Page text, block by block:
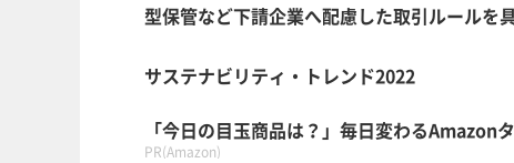
型保管など下請企業へ配慮した取引ルールを
サステナビリティ・トレンド2022
「今日の目玉商品は？」毎日変わるAmazon
PR(Amazon)